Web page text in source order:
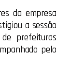
da empresa
a sessão
prefeituras
pelo